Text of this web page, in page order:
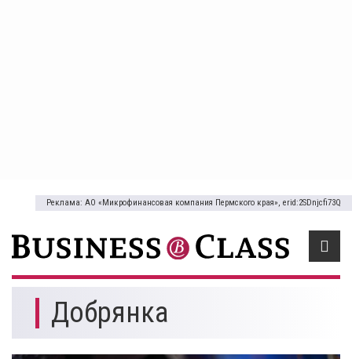
Реклама: АО «Микрофинансовая компания Пермского края», erid:2SDnjcfi73Q
Добрянка